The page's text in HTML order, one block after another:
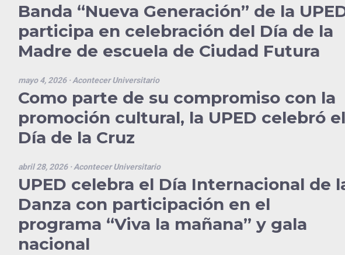
Banda “Nueva Generación” de la
participa en celebración del Día de la
Madre de escuela de Ciudad Futura
mayo 4, 2026· Acontecer Universitario
Como parte de su compromiso con la
promoción cultural, la UPED celebró el
Día de la Cruz
abril 28, 2026· Acontecer Universitario
UPED celebra el Día Internacional de
Danza con participación en el
programa “Viva la mañana” y gala
nacional